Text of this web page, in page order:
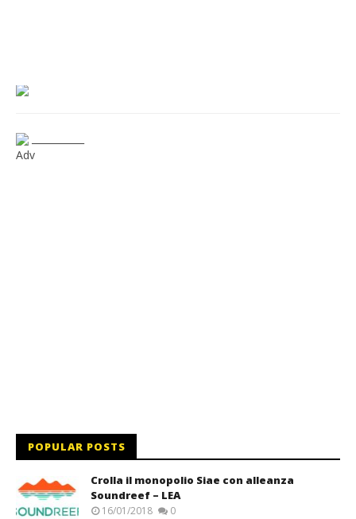
Adv
POPULAR POSTS
Crolla il monopolio Siae con alleanza
Soundreef – LEA
16/01/2018 0